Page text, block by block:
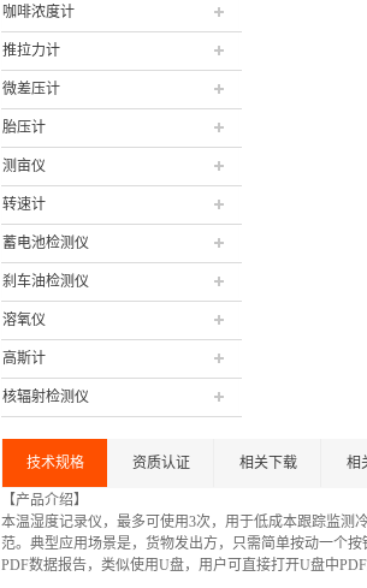
咖啡浓度计
推拉力计
微差压计
胎压计
测亩仪
转速计
蓄电池检测仪
刹车油检测仪
溶氧仪
高斯计
核辐射检测仪
技术规格 资质认证 相关下载 相
【产品介绍】
本温湿度记录仪，最多可使用3次，用于低成本跟踪监测
范。典型应用场景是，货物发出方，只需简单按动一个
PDF数据报告，类似使用U盘，用户可直接打开U盘中